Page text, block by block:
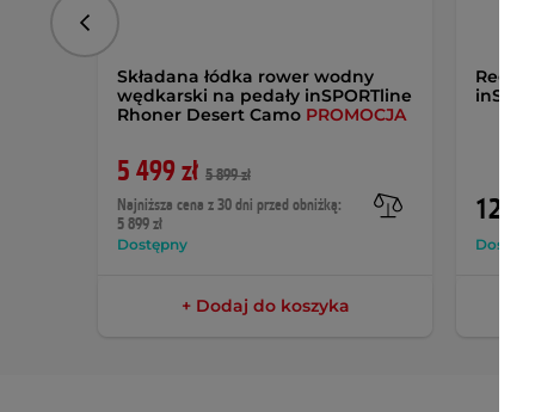
Składana łódka rower wodny
wędkarski na pedały inSPORTline
Rhoner Desert Camo PROMOCJA
5 499 zł 5 899 zł
Najniższa cena z 30 dni przed obniżką:
5 899 zł
Dostępny
+ Dodaj do koszyka
Poprzedni